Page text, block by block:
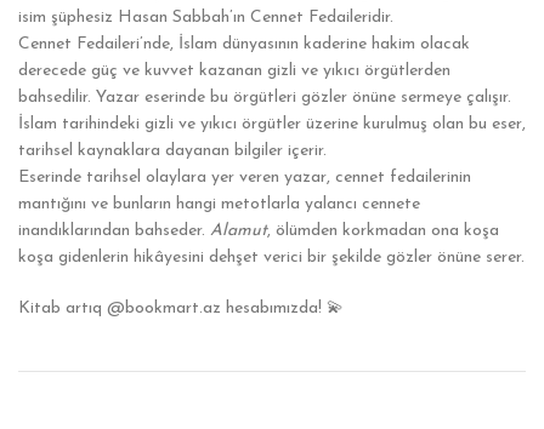
isim şüphesiz Hasan Sabbah’ın Cennet Fedaileridir.
Cennet Fedaileri’nde, İslam dünyasının kaderine hakim olacak
derecede güç ve kuvvet kazanan gizli ve yıkıcı örgütlerden
bahsedilir. Yazar eserinde bu örgütleri gözler önüne sermeye çalışır.
İslam tarihindeki gizli ve yıkıcı örgütler üzerine kurulmuş olan bu eser,
tarihsel kaynaklara dayanan bilgiler içerir.
Eserinde tarihsel olaylara yer veren yazar, cennet fedailerinin
mantığını ve bunların hangi metotlarla yalancı cennete
inandıklarından bahseder. Alamut, ölümden korkmadan ona koşa
koşa gidenlerin hikâyesini dehşet verici bir şekilde gözler önüne serer.
Kitab artıq @bookmart.az hesabımızda! 💫